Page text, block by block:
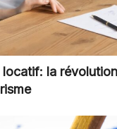
locatif: la